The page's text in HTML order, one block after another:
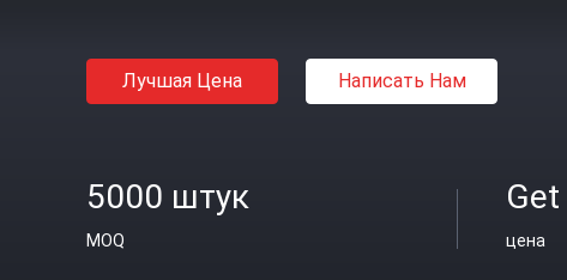
Лучшая Цена Написать Нам
5000 штук
MOQ цена